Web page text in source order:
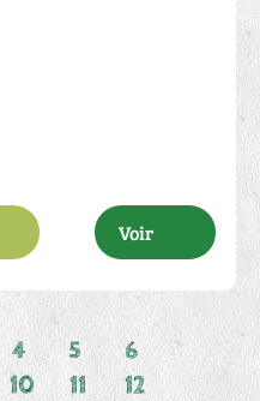
2.00 €
Voir
4 5
6
10 11
12